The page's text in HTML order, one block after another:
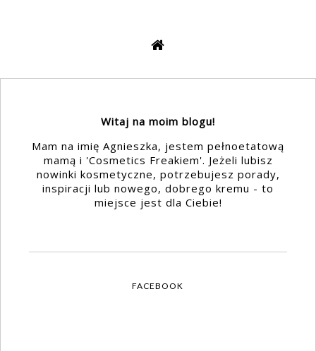
Witaj na moim blogu!
Mam na imię Agnieszka, jestem pełnoetatową
mamą i 'Cosmetics Freakiem'. Jeżeli lubisz
nowinki kosmetyczne, potrzebujesz porady,
inspiracji lub nowego, dobrego kremu - to
miejsce jest dla Ciebie!
FACEBOOK